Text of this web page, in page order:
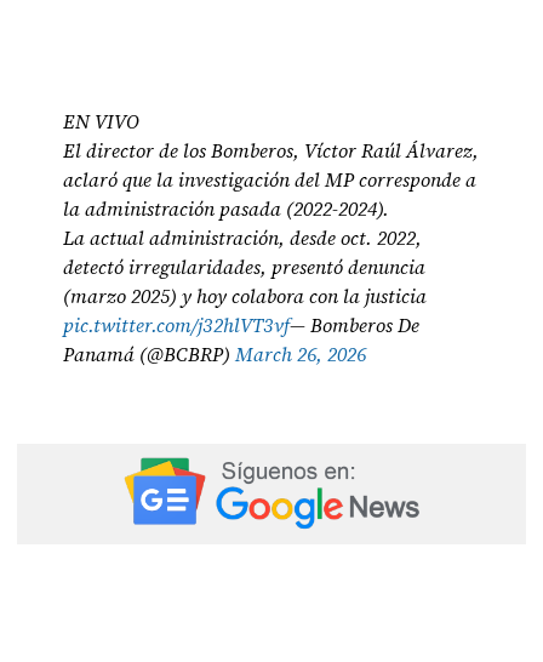
EN VIVO
El director de los Bomberos, Víctor Raúl Álvarez,
aclaró que la investigación del MP corresponde a
la administración pasada (2022-2024).
La actual administración, desde oct. 2022,
detectó irregularidades, presentó denuncia
(marzo 2025) y hoy colabora con la justicia
pic.twitter.com/j32hlVT3vf— Bomberos De
Panamá (@BCBRP)March 26, 2026